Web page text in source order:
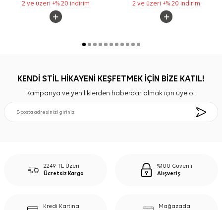
2 ve üzeri +% 20 indirim 2 ve üzeri +% 20 indirim
KENDİ STİL HİKAYENİ KEŞFETMEK İÇİN BİZE KATIL!
Kampanya ve yeniliklerden haberdar olmak için üye ol.
2249 TL Üzeri
Ücretsiz Kargo
%100 Güvenli
Alışveriş
Kredi Kartına
Mağazada